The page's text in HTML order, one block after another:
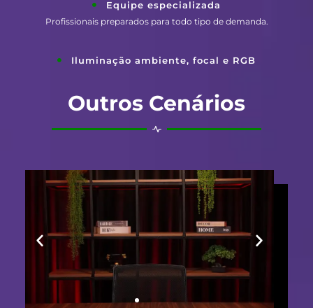
Equipe especializada
Profissionais preparados para todo tipo de demanda.
Iluminação ambiente, focal e RGB
Outros Cenários